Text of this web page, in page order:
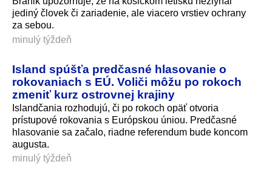
jediný človek či zariadenie, ale viacero vrstiev ochrany
za sebou.
minulý týždeň
Island spúšťa predčasné hlasovanie o
rokovaniach s EÚ. Voliči môžu po rokoch
zmeniť kurz ostrovnej krajiny
Islandčania rozhodujú, či po rokoch opäť otvoria
prístupové rokovania s Európskou úniou. Predčasné
hlasovanie sa začalo, riadne referendum bude koncom
augusta.
minulý týždeň